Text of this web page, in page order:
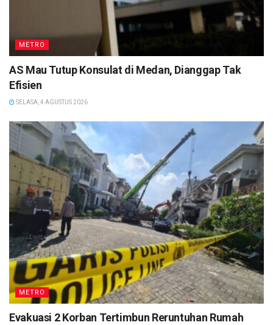
METRO
AS Mau Tutup Konsulat di Medan, Dianggap Tak
Efisien
SELASA, 4 AGUSTUS 2026
METRO
Evakuasi 2 Korban Tertimbun Reruntuhan Rumah